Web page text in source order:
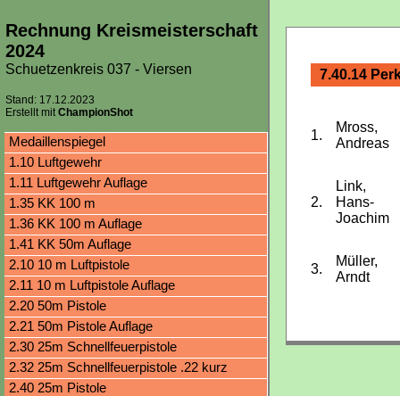
Rechnung Kreismeisterschaft
2024
Schuetzenkreis 037 - Viersen
Stand: 17.12.2023
Erstellt mitChampionShot
Medaillenspiegel
1.10 Luftgewehr
1.11 Luftgewehr Auflage
1.35 KK 100 m
1.36 KK 100 m Auflage
1.41 KK 50m Auflage
2.10 10 m Luftpistole
2.11 10 m Luftpistole Auflage
2.20 50m Pistole
2.21 50m Pistole Auflage
2.30 25m Schnellfeuerpistole
2.32 25m Schnellfeuerpistole .22 kurz
2.40 25m Pistole
7.40.14
1.
Mross,
Andreas
2.
Link,
Hans-
Joachim
3.
Müller,
Arndt